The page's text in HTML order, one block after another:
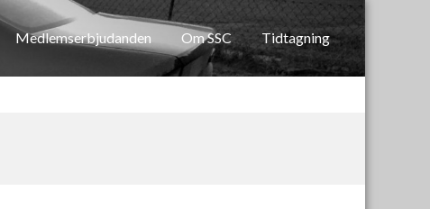
Medlemserbjudanden Om SSC Tidtagning